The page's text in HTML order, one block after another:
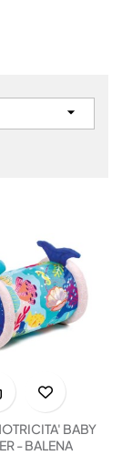

BABY
- BALENA